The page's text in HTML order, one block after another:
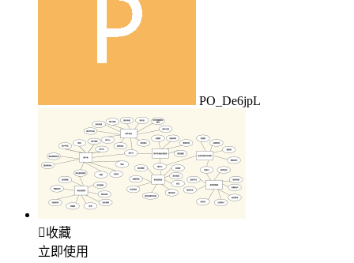
PO_De6jpL
收藏
立即使用